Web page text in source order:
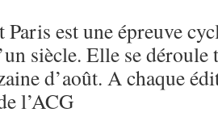
Paris est une épreuve
siècle. Elle se déroule
d’août. A chaque
l’ACG